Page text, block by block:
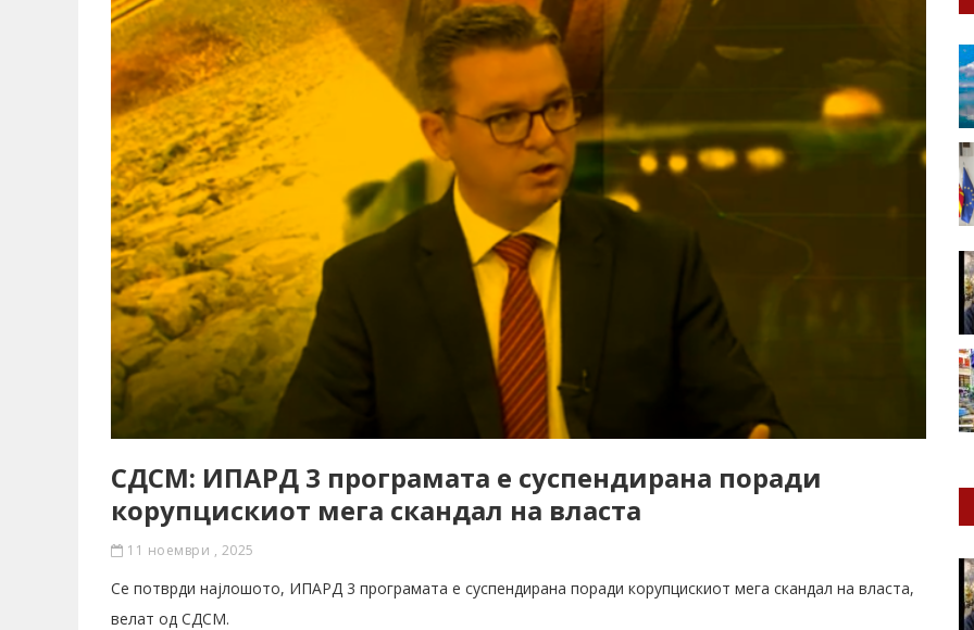
СДСМ: ИПАРД 3 програмата е суспендирана поради
корупцискиот мега скандал на власта
11 ноември , 2025
Се потврди најлошото, ИПАРД 3 програмата е суспендирана поради корупцискиот мега скандал на власта,
велат од СДСМ.